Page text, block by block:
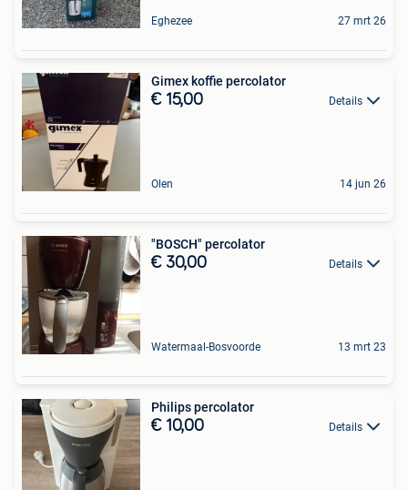
Eghezee 27 mrt 26
Gimex koffie percolator
€ 15,00 Details
Olen 14 jun 26
"BOSCH" percolator
€ 30,00 Details
Watermaal-Bosvoorde 13 mrt 23
Philips percolator
€ 10,00 Details